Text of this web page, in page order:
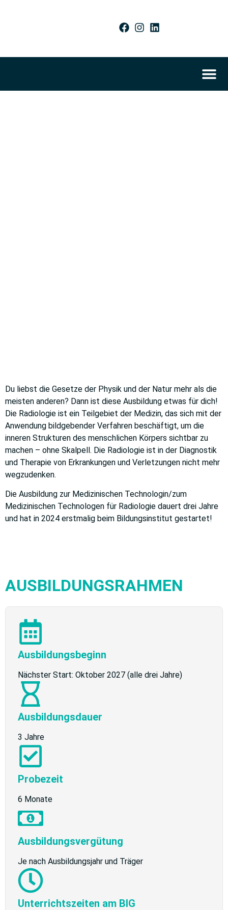
Du liebst die Gesetze der Physik und der Natur mehr als die
meisten anderen? Dann ist diese Ausbildung etwas für dich!
Die Radiologie ist ein Teilgebiet der Medizin, das sich mit der
Anwendung bildgebender Verfahren beschäftigt, um die
inneren Strukturen des menschlichen Körpers sichtbar zu
machen – ohne Skalpell. Die Radiologie ist in der Diagnostik
und Therapie von Erkrankungen und Verletzungen nicht mehr
wegzudenken.
Die Ausbildung zur Medizinischen Technologin/zum
Medizinischen Technologen für Radiologie dauert drei Jahre
und hat in 2024 erstmalig beim Bildungsinstitut gestartet!
AUSBILDUNGSRAHMEN
Ausbildungsbeginn
Nächster Start: Oktober 2027 (alle drei Jahre)
Ausbildungsdauer
3 Jahre
Probezeit
6 Monate
Ausbildungsvergütung
Je nach Ausbildungsjahr und Träger
Unterrichtszeiten am BIG